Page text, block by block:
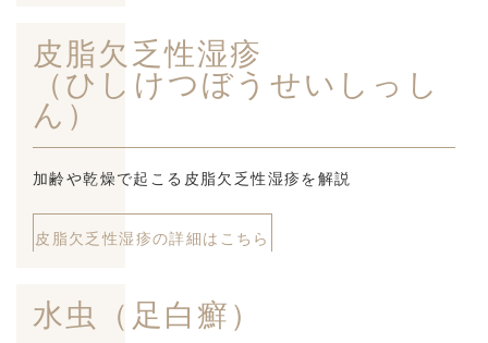
皮脂欠乏性湿疹
（ひしけつぼうせいしっし
ん）
加齢や乾燥で起こる皮脂欠乏性湿疹を解説
皮脂欠乏性湿疹の詳細はこちら
水虫（足白癬）